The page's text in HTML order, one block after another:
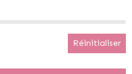
Réinitialiser